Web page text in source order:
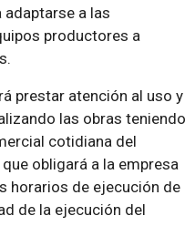
a las
productores a
prestar atención al uso y
las obras teniendo
cotidiana del
obligará a la empresa
horarios de ejecución de
de la ejecución del